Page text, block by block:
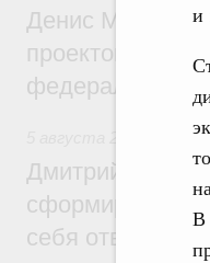
и
В
Денис
проектов
федеральном
Дмитрий
сформировал
себя